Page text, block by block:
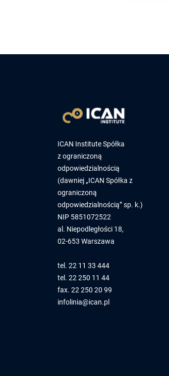
ICAN Institute Spółka
z ograniczoną
odpowiedzialnością
(dawniej „ICAN Spółka z
ograniczoną
odpowiedzialnością” sp. k.)
NIP 5851072522
al. Niepodległości 18,
02-653 Warszawa
tel. 22 11 33 444
tel. 22 250 11 44
fax. 22 250 20 99
infolinia@ican.pl